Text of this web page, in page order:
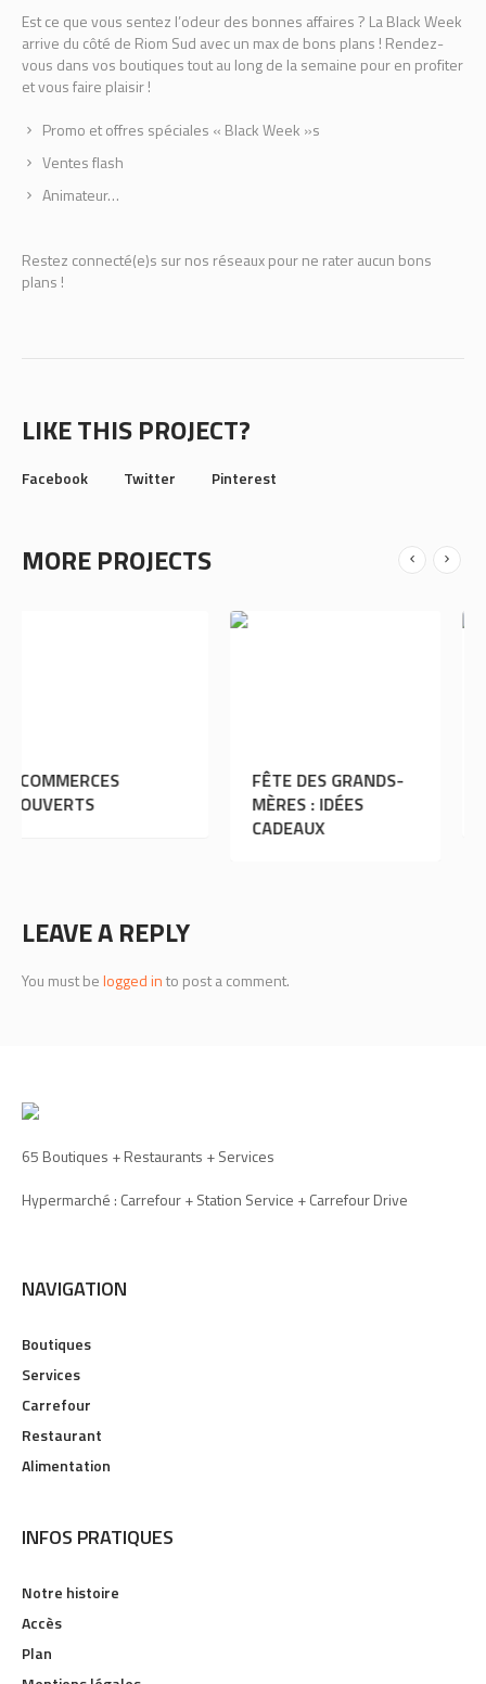
Est ce que vous sentez l’odeur des bonnes affaires ? La Black Week
arrive du côté de Riom Sud avec un max de bons plans ! Rendez-
vous dans vos boutiques tout au long de la semaine pour en profiter
et vous faire plaisir !
Promo et offres spéciales « Black Week »s
Ventes flash
Animateur…
Restez connecté(e)s sur nos réseaux pour ne rater aucun bons
plans !
LIKE THIS PROJECT?
Facebook Twitter Pinterest
MORE PROJECTS
FÊTE DES GRANDS-
MÈRES : IDÉES
SAINT-
LEAVE A REPLY
You must belogged into post a comment.
65 Boutiques + Restaurants + Services
Hypermarché : Carrefour + Station Service + Carrefour Drive
NAVIGATION
Boutiques
Services
Carrefour
Restaurant
Alimentation
INFOS PRATIQUES
Notre histoire
Accès
Plan